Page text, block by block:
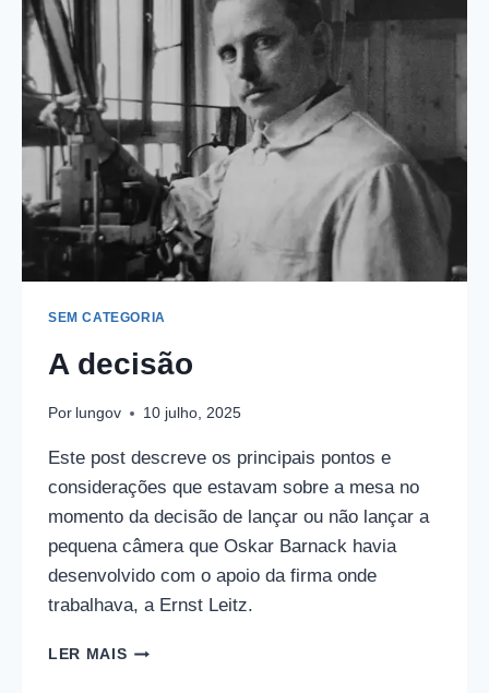
NA
FOTOGRAFIA
ANALÓGICA
SEM CATEGORIA
A decisão
Por lungov 10 julho, 2025
Este post descreve os principais pontos e
considerações que estavam sobre a mesa no
momento da decisão de lançar ou não lançar a
pequena câmera que Oskar Barnack havia
desenvolvido com o apoio da firma onde
trabalhava, a Ernst Leitz.
LER MAISA